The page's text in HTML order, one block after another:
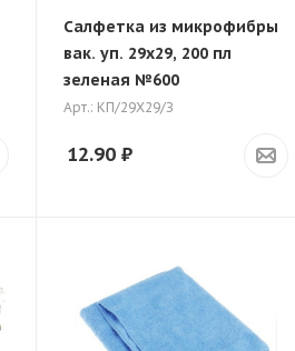
Салфетка из микрофибры
вак. уп. 29х29, 200 пл
зеленая №600
Арт.: КП/29Х29/З
12.90₽